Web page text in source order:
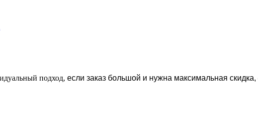
подход, если заказ большой и нужна максимальная скидка,